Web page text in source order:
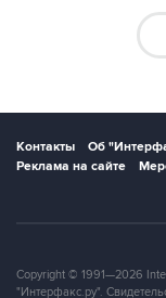
Контакты Об
Реклама на сайте
Copyright © 1991—2026
"Интерфакс.ру".